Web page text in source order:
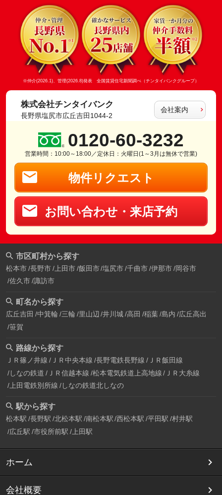
※仲介(2026.1)、管理(2026.8)発表 全国賃貸住宅新聞調べ（チンタイバンクグループ）
株式会社チンタイバンク
長野県塩尻市広丘吉田1044-2
会社案内
0120-60-3232
営業時間：10:00～18:00／定休日：火曜日(1～3月は無休で営業)
物件リクエスト
お問い合わせ・来店予約
市区町村から探す
松本市 長野市 上田市 飯田市 塩尻市 千曲市 伊那市 岡谷市
佐久市 諏訪市
町名から探す
広丘吉田 中箕輪 三輪 里山辺 井川城 高田 稲葉 島内 広丘高出
笹賀
路線から探す
ＪＲ篠ノ井線 ＪＲ中央本線 長野電鉄長野線 ＪＲ飯田線
しなの鉄道 ＪＲ信越本線 松本電気鉄道上高地線
ＪＲ大糸線
上田電鉄別所線 しなの鉄道北しなの
駅から探す
松本駅 長野駅 北松本駅 南松本駅 西松本駅 平田駅 村井駅
広丘駅 市役所前駅 上田駅
ホーム
会社概要